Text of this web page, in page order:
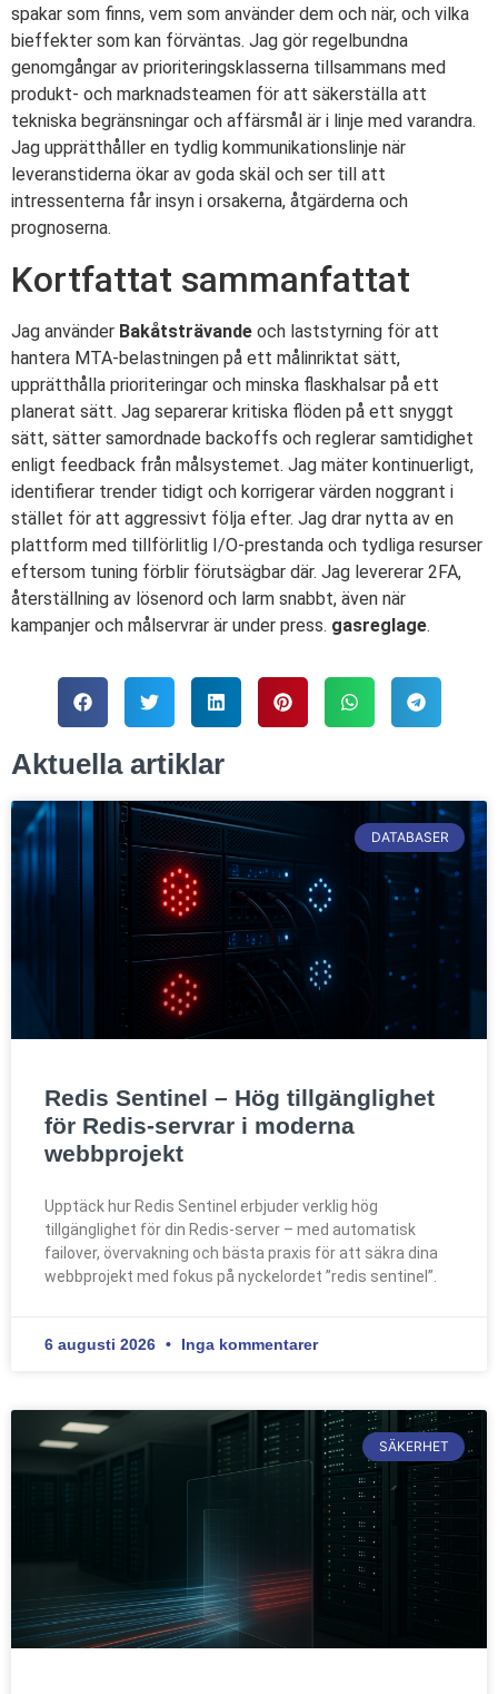
spakar som finns, vem som använder dem och när, och vilka
bieffekter som kan förväntas. Jag gör regelbundna
genomgångar av prioriteringsklasserna tillsammans med
produkt- och marknadsteamen för att säkerställa att
tekniska begränsningar och affärsmål är i linje med varandra.
Jag upprätthåller en tydlig kommunikationslinje när
leveranstiderna ökar av goda skäl och ser till att
intressenterna får insyn i orsakerna, åtgärderna och
prognoserna.
Kortfattat sammanfattat
Jag använder Bakåtsträvande och laststyrning för att
hantera MTA-belastningen på ett målinriktat sätt,
upprätthålla prioriteringar och minska flaskhalsar på ett
planerat sätt. Jag separerar kritiska flöden på ett snyggt
sätt, sätter samordnade backoffs och reglerar samtidighet
enligt feedback från målsystemet. Jag mäter kontinuerligt,
identifierar trender tidigt och korrigerar värden noggrant i
stället för att aggressivt följa efter. Jag drar nytta av en
plattform med tillförlitlig I/O-prestanda och tydliga resurser
eftersom tuning förblir förutsägbar där. Jag levererar 2FA,
återställning av lösenord och larm snabbt, även när
kampanjer och målservrar är under press. gasreglage.
Aktuella artiklar
DATABASER
Redis Sentinel – Hög tillgänglighet
för Redis-servrar i moderna
webbprojekt
Upptäck hur Redis Sentinel erbjuder verklig hög
tillgänglighet för din Redis-server – med automatisk
failover, övervakning och bästa praxis för att säkra dina
webbprojekt med fokus på nyckelordet ”redis sentinel”.
6 augusti 2026 Inga kommentarer
SÄKERHET